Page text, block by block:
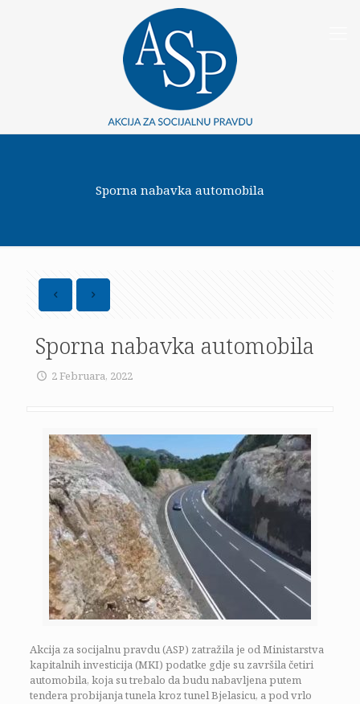
Sporna nabavka automobila
Sporna nabavka automobila
2 Februara, 2022
Akcija za socijalnu pravdu (ASP) zatražila je od Ministarstva
kapitalnih investicija (MKI) podatke gdje su završila četiri
automobila, koja su trebalo da budu nabavljena putem
tendera probijanja tunela kroz tunel Bjelasicu, a pod vrlo